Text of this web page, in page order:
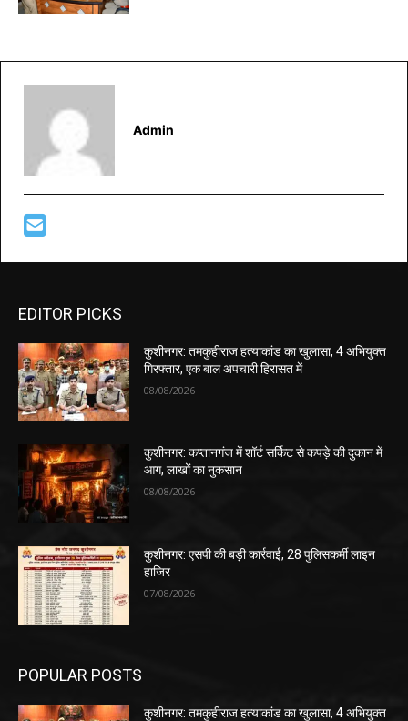
Admin
EDITOR PICKS
कुशीनगर: तमकुहीराज हत्याकांड का खुलासा, 4 अभियुक्त
गिरफ्तार, एक बाल अपचारी हिरासत में
08/08/2026
कुशीनगर: कप्तानगंज में शॉर्ट सर्किट से कपड़े की दुकान में
आग, लाखों का नुकसान
08/08/2026
कुशीनगर: एसपी की बड़ी कार्रवाई, 28 पुलिसकर्मी लाइन
हाजिर
07/08/2026
POPULAR POSTS
कुशीनगर: तमकुहीराज हत्याकांड का खुलासा, 4 अभियुक्त